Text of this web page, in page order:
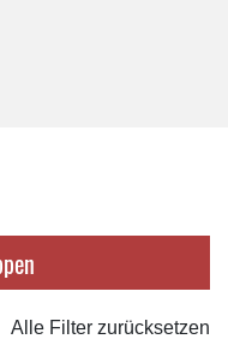
Alle Filter zurücksetzen